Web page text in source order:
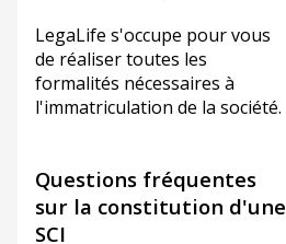
LegaLife s'occupe pour vous
de réaliser toutes les
formalités nécessaires à
l'immatriculation de la société.
Questions fréquentes
sur la constitution d'une
SCI